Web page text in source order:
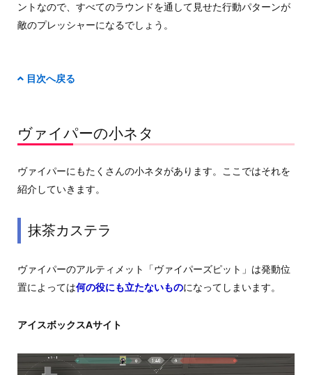
ントなので、すべてのラウンドを通して見せた行動パターンが
敵のプレッシャーになるでしょう。
目次へ戻る
ヴァイパーの小ネタ
ヴァイパーにもたくさんの小ネタがあります。ここではそれを
紹介していきます。
抹茶カステラ
ヴァイパーのアルティメット「ヴァイパーズピット」は発動位
置によっては何の役にも立たないものになってしまいます。
アイスボックスAサイト